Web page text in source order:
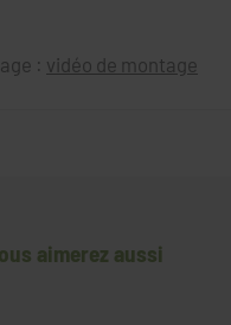
: vidéo de montage
aimerez aussi